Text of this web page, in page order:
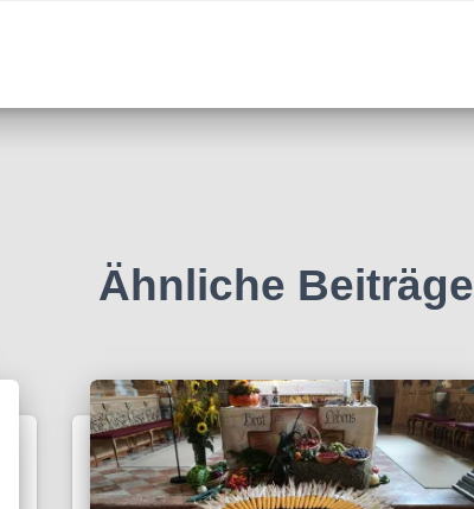
Ähnliche Beiträge